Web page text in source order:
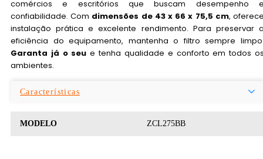
comércios e escritórios que buscam desempenho
confiabilidade. Com dimensões de 43 x 66 x 75,5 cm,
instalação prática e excelente rendimento. Para preservar
eficiência do equipamento, mantenha o filtro sempre
Garanta já o seu e tenha qualidade e conforto em todos
ambientes.
Características
MODELO ZCL275BB